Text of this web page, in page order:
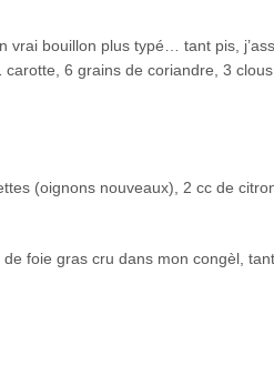
vrai bouillon plus typé… tant pis,
6 grains de coriandre, 3
(oignons nouveaux), 2 cc de
foie gras cru dans mon congèl,